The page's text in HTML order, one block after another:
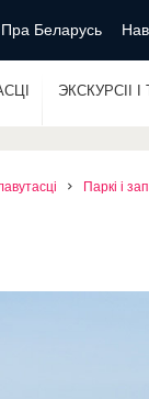
Пра Беларусь
ЭКСКУРСІІ І
Паркі і